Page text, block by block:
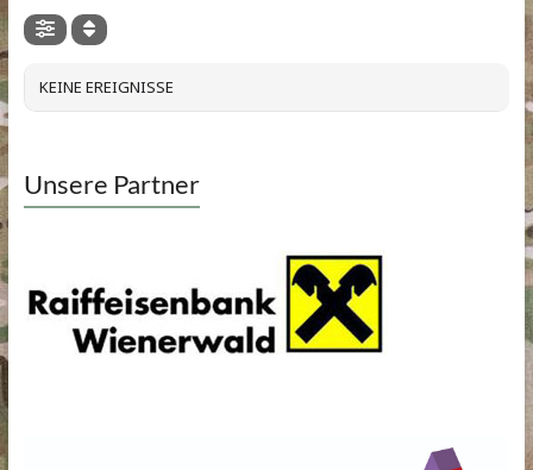
KEINE EREIGNISSE
Unsere Partner